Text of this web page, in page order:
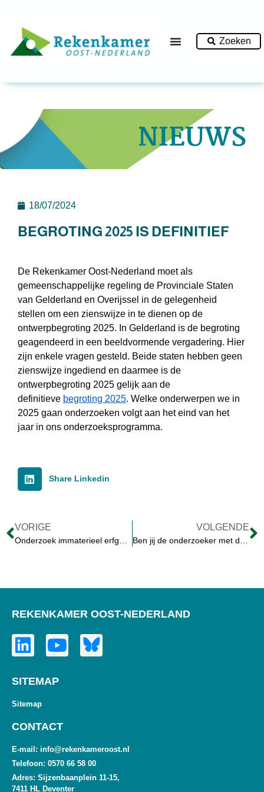
Zoeken
NIEUWS
Share Linkedin
18/07/2024
BEGROTING 2025 IS DEFINITIEF
De Rekenkamer Oost-Nederland moet als
gemeenschappelijke regeling de Provinciale Staten
van Gelderland en Overijssel in de gelegenheid
stellen om een zienswijze in te dienen op de
ontwerpbegroting 2025. In Gelderland is de begroting
geagendeerd in een beeldvormende vergadering. Hier
zijn enkele vragen gesteld. Beide staten hebben geen
zienswijze ingediend en daarmee is de
ontwerpbegroting 2025 gelijk aan de
definitieve begroting 2025. Welke onderwerpen we in
2025 gaan onderzoeken volgt aan het eind van het
jaar in ons onderzoeksprogramma.
VORIGE
Onderzoek immaterieel erfgoed aangeboden aan PS Overijssel
VOLGENDE
Ben jij de onderzoeker met die scherpe blik?
REKENKAMER OOST-NEDERLAND
SITEMAP
Sitemap
CONTACT
E-mail: info@rekenkameroost.nl
Telefoon: 0570 66 58 00
Adres: Sijzenbaanplein 11-15,
7411 HL Deventer